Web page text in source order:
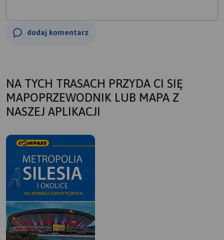
dodaj komentarz
NA TYCH TRASACH PRZYDA CI SIĘ
MAPOPRZEWODNIK LUB MAPA Z
NASZEJ APLIKACJI